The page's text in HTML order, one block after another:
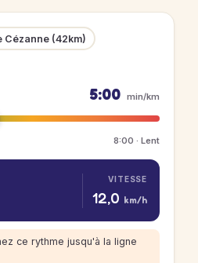
Cézanne (42km)
5:00 min/km
8:00 · Lent
VITESSE
12,0 km/h
ce rythme jusqu'à la ligne